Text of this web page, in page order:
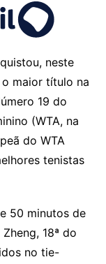
neste
maior título na
19 do
(WTA, na
do WTA
tenistas
50 minutos de
18ª do
no tie-